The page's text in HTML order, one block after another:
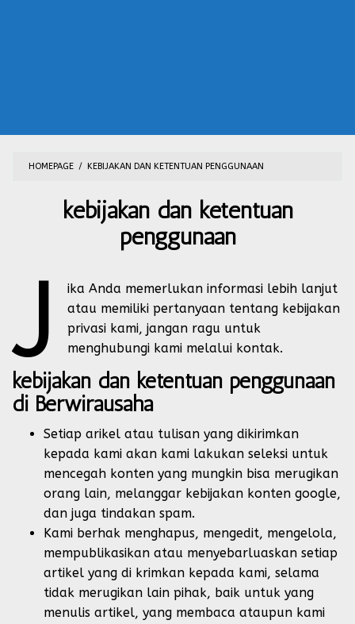
HOMEPAGE / KEBIJAKAN DAN KETENTUAN PENGGUNAAN
kebijakan dan ketentuan
penggunaan
J
ika Anda memerlukan informasi lebih lanjut
atau memiliki pertanyaan tentang kebijakan
privasi kami, jangan ragu untuk
menghubungi kami melalui kontak.
kebijakan dan ketentuan penggunaan
di Berwirausaha
Setiap arikel atau tulisan yang dikirimkan
kepada kami akan kami lakukan seleksi untuk
mencegah konten yang mungkin bisa merugikan
orang lain, melanggar kebijakan konten google,
dan juga tindakan spam.
Kami berhak menghapus, mengedit, mengelola,
mempublikasikan atau menyebarluaskan setiap
artikel yang di krimkan kepada kami, selama
tidak merugikan lain pihak, baik untuk yang
menulis artikel, yang membaca ataupun kami